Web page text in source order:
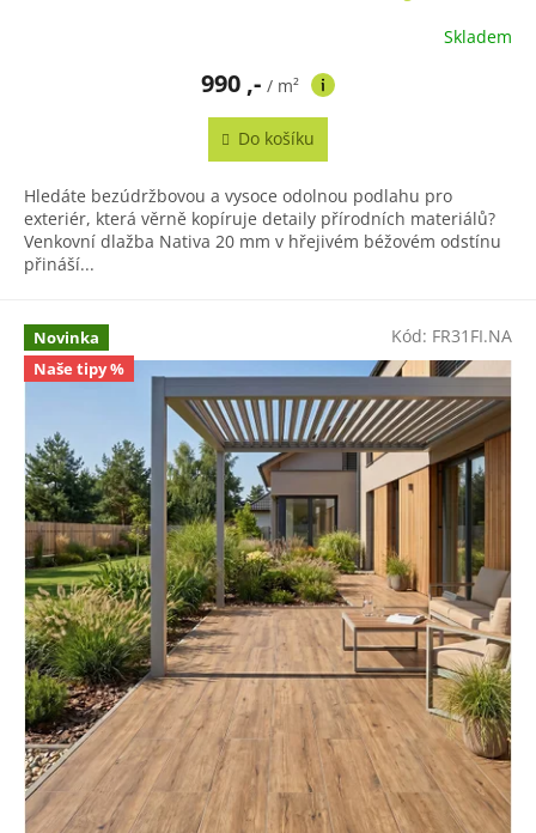
Skladem
990 ,- / m²
Do košíku
Hledáte bezúdržbovou a vysoce odolnou podlahu pro
exteriér, která věrně kopíruje detaily přírodních materiálů?
Venkovní dlažba Nativa 20 mm v hřejivém béžovém odstínu
přináší...
Novinka
Naše tipy %
Kód: FR31FI.NA